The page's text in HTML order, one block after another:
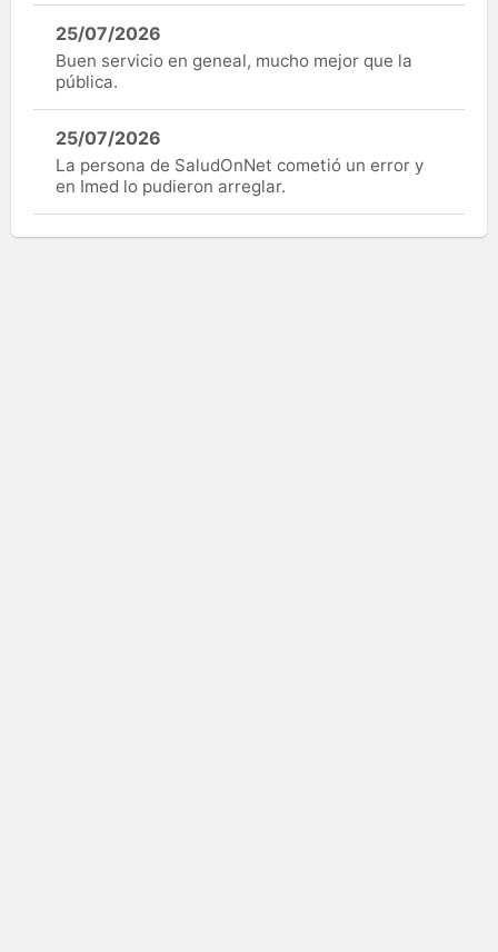
25/07/2026
Buen servicio en geneal, mucho mejor que la
pública.
25/07/2026
La persona de SaludOnNet cometió un error y
en Imed lo pudieron arreglar.